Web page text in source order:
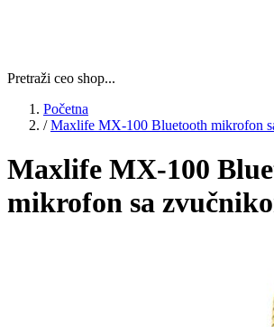
Pretraži ceo shop...
Početna
/ Maxlife MX-100 Bluetooth mikrofon
Maxlife MX-100
mikrofon sa